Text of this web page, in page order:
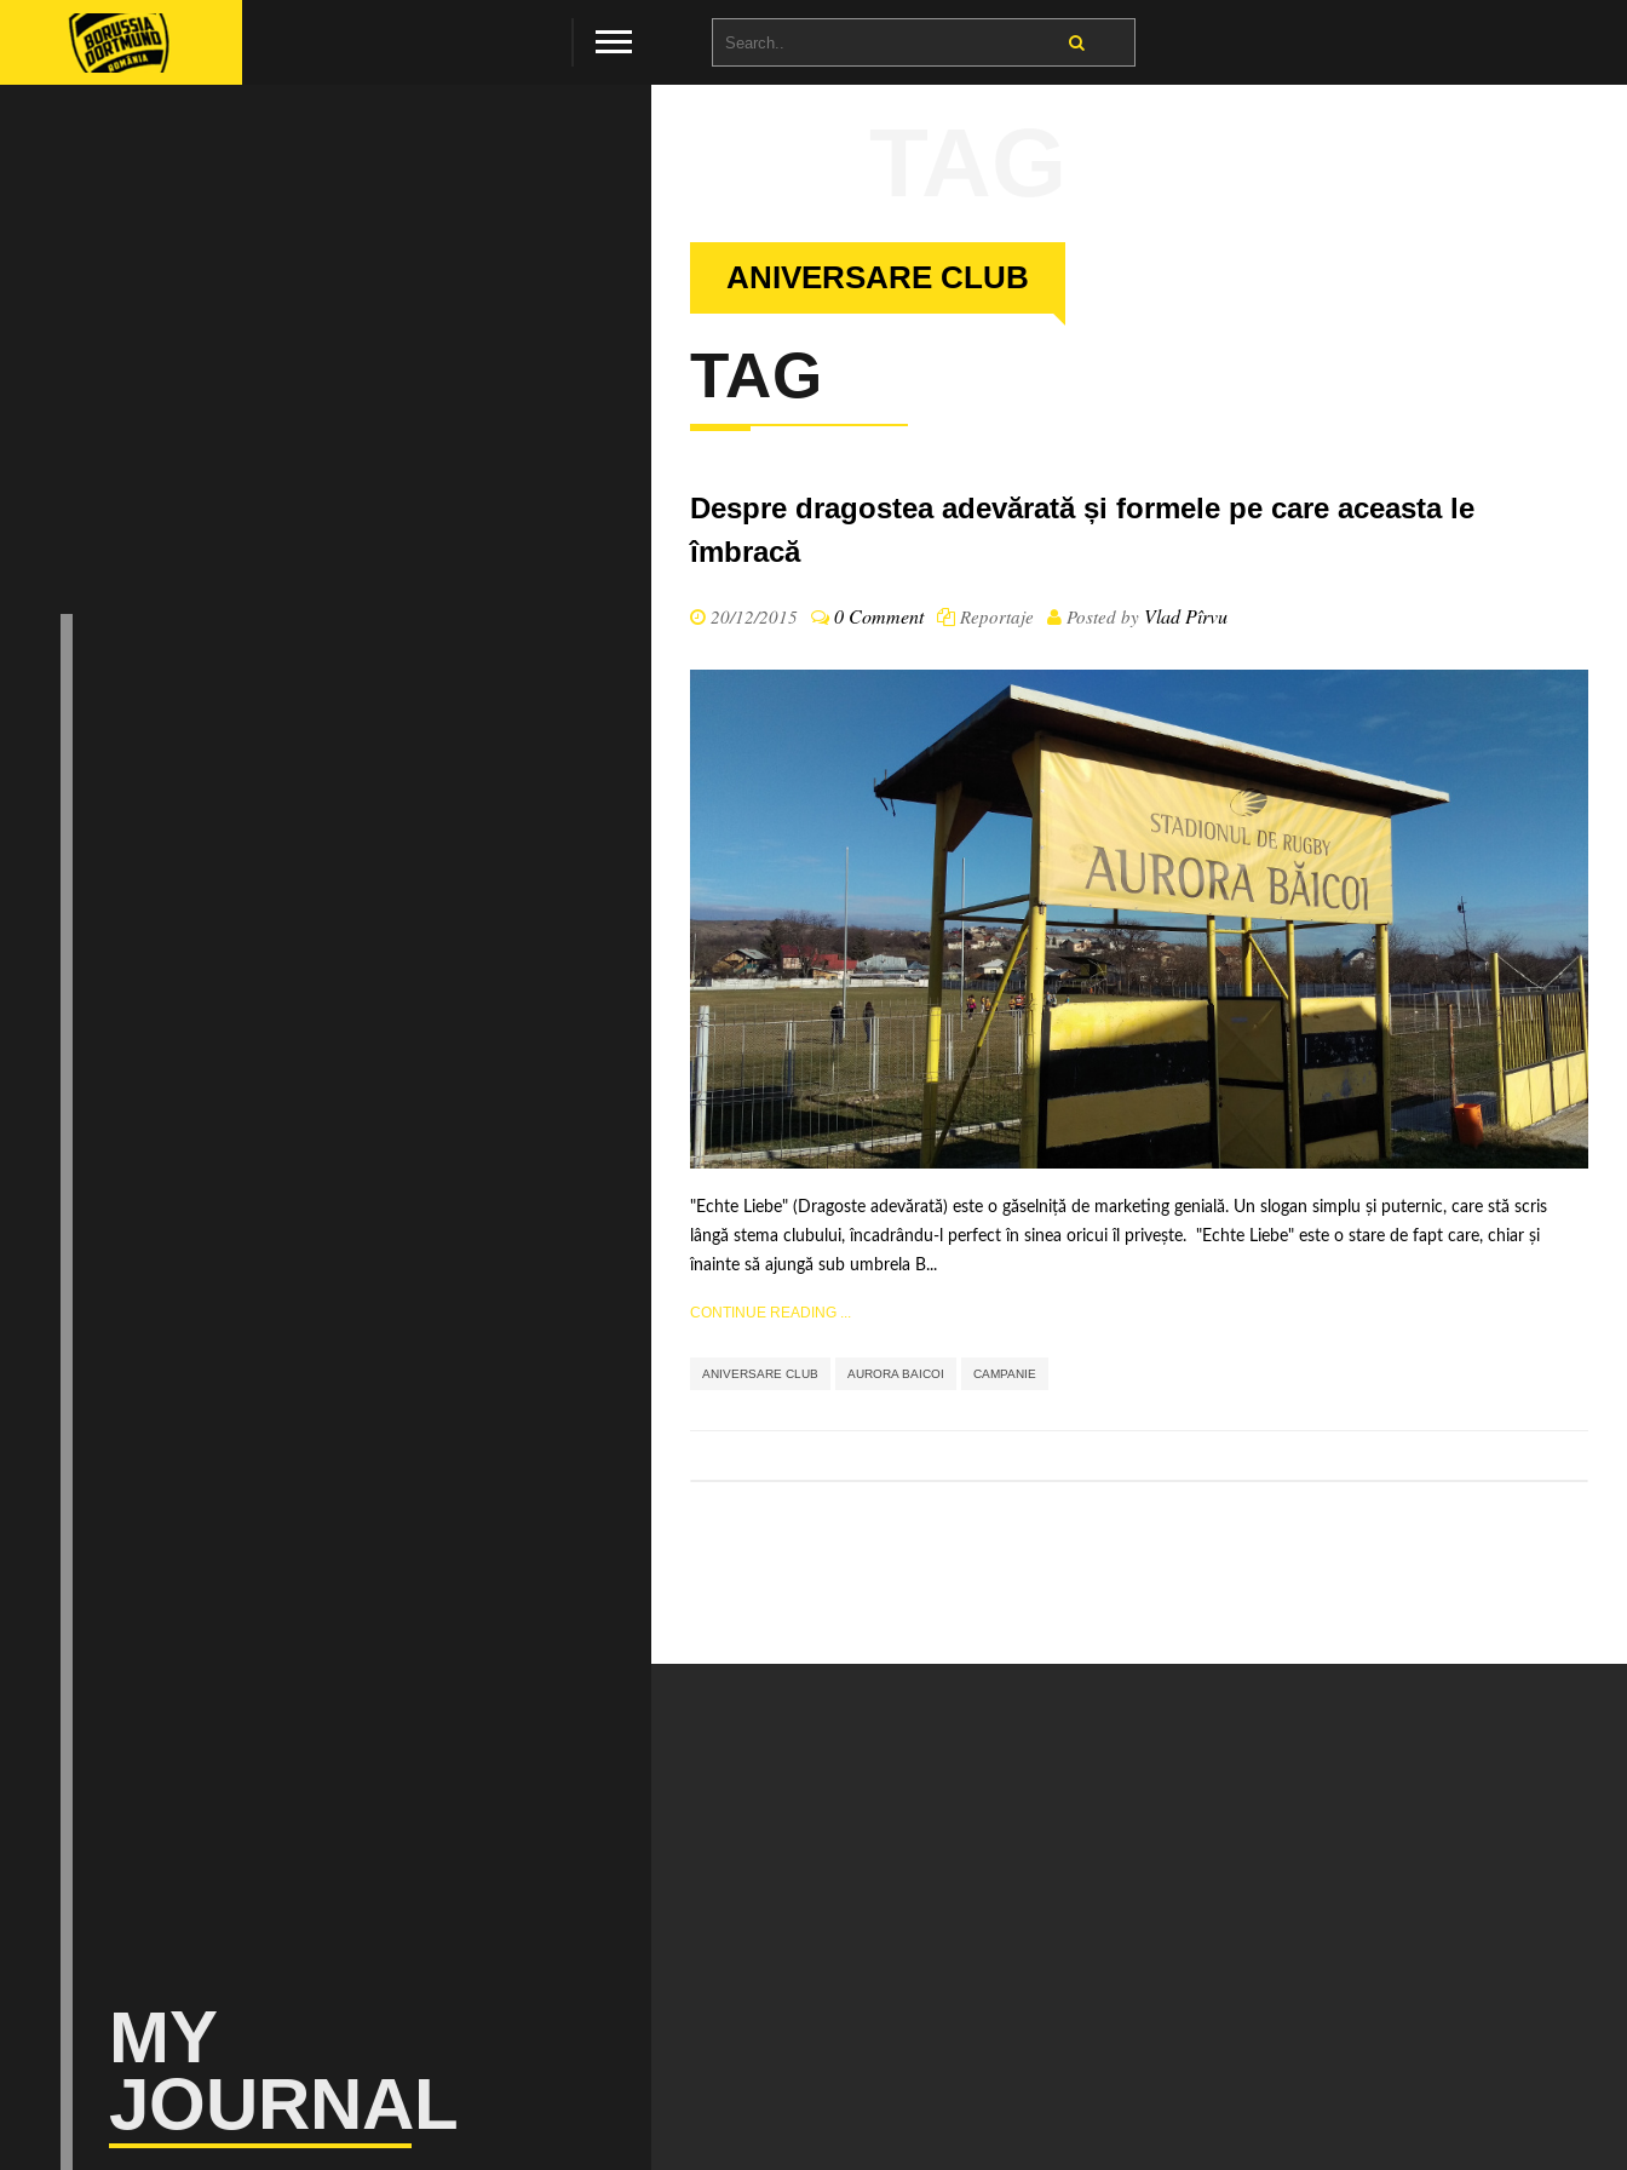
MY
JOURNAL
ANIVERSARE CLUB
TAG
Despre dragostea adevărată și formele pe care aceasta le
îmbracă
20/12/2015 0 Comment Reportaje Posted by Vlad Pîrvu
"Echte Liebe" (Dragoste adevărată) este o găselniță de marketing genială. Un slogan simplu și puternic, care stă scris
lângă stema clubului, încadrându-l perfect în sinea oricui îl privește. "Echte Liebe" este o stare de fapt care, chiar și
înainte să ajungă sub umbrela B...
CONTINUE READING ...
ANIVERSARE CLUB AURORA BAICOI CAMPANIE